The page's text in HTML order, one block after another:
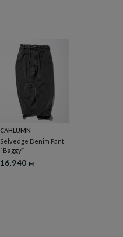
CAHLUMN
Selvedge Denim Pant
“Baggy”
16,940 円